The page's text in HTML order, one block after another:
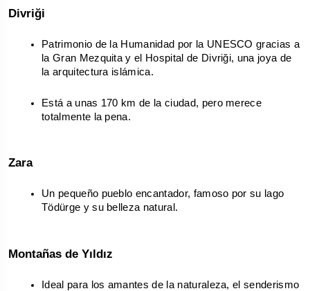
Divriği
Patrimonio de la Humanidad por la UNESCO gracias a
la Gran Mezquita y el Hospital de Divriği, una joya de
la arquitectura islámica.
Está a unas 170 km de la ciudad, pero merece
totalmente la pena.
Zara
Un pequeño pueblo encantador, famoso por su lago
Tödürge y su belleza natural.
Montañas de Yıldız
Ideal para los amantes de la naturaleza, el senderismo